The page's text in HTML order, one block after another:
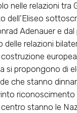
nelle relazioni tra
dell’Eliseo
Adenauer e
relazioni
si propongono di
che stanno
stanno le